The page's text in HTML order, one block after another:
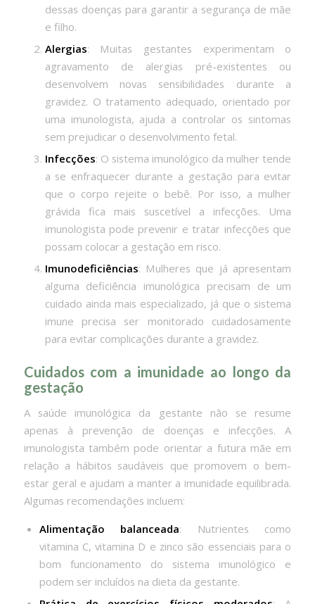
dessas doenças para garantir a segurança de mãe
e filho.
Alergias: Muitas gestantes experimentam o
agravamento de alergias pré-existentes ou
desenvolvem novas sensibilidades durante a
gravidez. O tratamento adequado, orientado por
uma imunologista, ajuda a controlar os sintomas
sem prejudicar o desenvolvimento fetal.
Infecções: O sistema imunológico da mulher tende
a se enfraquecer durante a gestação para evitar
que o corpo rejeite o bebê. Por isso, a mulher
grávida fica mais suscetível a infecções. Uma
imunologista pode prevenir e tratar infecções que
possam colocar a gestação em risco.
Imunodeficiências: Mulheres que já apresentam
alguma deficiência imunológica precisam de um
cuidado ainda mais especializado, já que o sistema
imune precisa ser monitorado cuidadosamente
para evitar complicações durante a gravidez.
Cuidados com a imunidade ao longo da
gestação
A saúde imunológica da gestante não se resume
apenas à prevenção de doenças e infecções. A
imunologista também pode orientar a futura mãe em
relação a hábitos saudáveis que promovem o bem-
estar geral e ajudam a manter a imunidade equilibrada.
Algumas recomendações incluem:
Alimentação balanceada: Nutrientes como
vitamina C, vitamina D e zinco são essenciais para o
bom funcionamento do sistema imunológico e
podem ser incluídos na dieta da gestante.